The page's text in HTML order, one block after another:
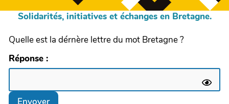
Solidarités, initiatives et échanges en Bretagne.
Quelle est la dérnère lettre du mot Bretagne ?
Réponse :
Envoyer